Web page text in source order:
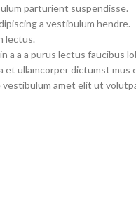
parturient suspendisse.
a vestibulum hendre.
lectus.
a a a purus lectus faucibus
et ullamcorper dictumst
amet elit ut